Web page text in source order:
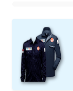
WAHANANEWS
CO ID
WAHANANEWS
NET